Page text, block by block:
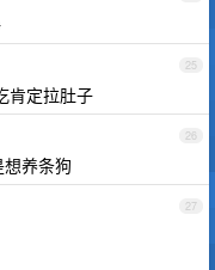
25
肯定拉肚子
26
养条狗
27